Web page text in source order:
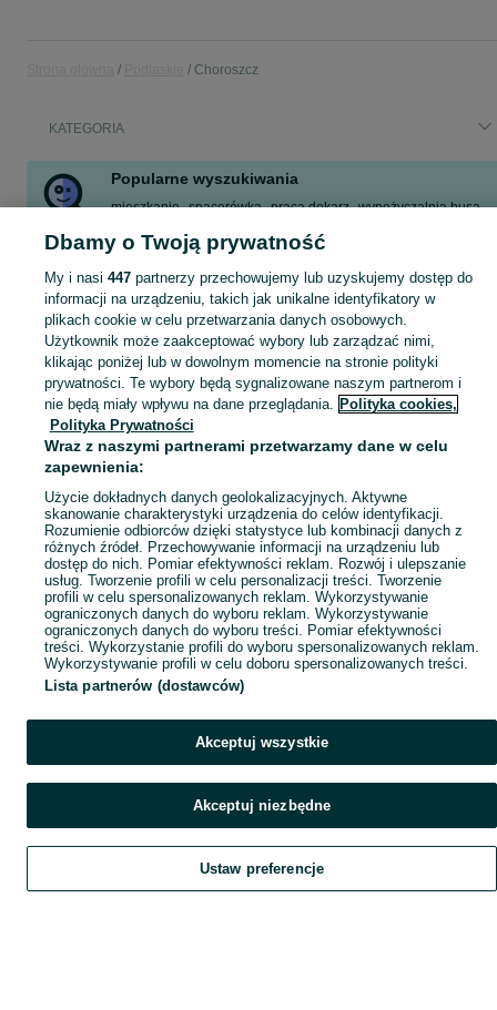
Choroszcz
KATEGORIA
Popularne wyszukiwania
mieszkanie spacerówka praca dekarz wypożyczalnia busa
choroszcz
praca biurowa kocioł na pellet
Zobacz Więcej
Skorzystaj z największego serwisu ogłoszeniowego - Choroszcz i okolice! Kupuj to, czego pragniesz i sprzedawaj to, czego już nie potrzebujesz!
Mapa kategorii
Mapa miejscowości
Mapa ministron
Popularne wyszukiwania
Szukaj Obserwujesz Dodaj Czat Konto
Dbamy o Twoją prywatność
My i nasi 447partnerzy przechowujemy lub uzyskujemy dostęp do
informacji na urządzeniu, takich jak unikalne identyfikatory w
plikach cookie w celu przetwarzania danych osobowych.
Użytkownik może zaakceptować wybory lub zarządzać nimi,
klikając poniżej lub w dowolnym momencie na stronie polityki
prywatności. Te wybory będą sygnalizowane naszym partnerom i
nie będą miały wpływu na dane przeglądania. Polityka cookies,
Polityka Prywatności
Wraz z naszymi partnerami przetwarzamy dane w celu
zapewnienia:
Użycie dokładnych danych geolokalizacyjnych. Aktywne
skanowanie charakterystyki urządzenia do celów identyfikacji.
Rozumienie odbiorców dzięki statystyce lub kombinacji danych z
różnych źródeł. Przechowywanie informacji na urządzeniu lub
dostęp do nich. Pomiar efektywności reklam. Rozwój i ulepszanie
usług. Tworzenie profili w celu personalizacji treści. Tworzenie
profili w celu spersonalizowanych reklam. Wykorzystywanie
ograniczonych danych do wyboru reklam. Wykorzystywanie
ograniczonych danych do wyboru treści. Pomiar efektywności
treści. Wykorzystanie profili do wyboru spersonalizowanych reklam.
Wykorzystywanie profili w celu doboru spersonalizowanych treści.
Lista partnerów (dostawców)
Akceptuj wszystkie
Akceptuj niezbędne
Ustaw preferencje